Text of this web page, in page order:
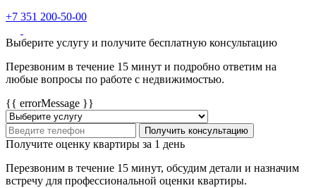
+7 351 200-50-00
Выберите услугу и получите бесплатную консультацию
Перезвоним в течение 15 минут и подробно ответим на
любые вопросы по работе с недвижимостью.
{{ errorMessage }}
Получить консультацию
Получите оценку квартиры за 1 день
Перезвоним в течение 15 минут, обсудим детали и назначим
встречу для профессиональной оценки квартиры.